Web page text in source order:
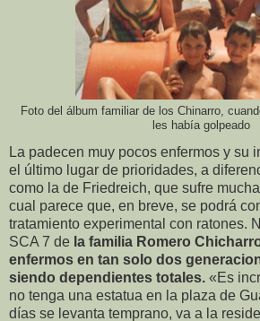
Foto del álbum familiar de los Chinarro,
les había golpeado
La padecen muy pocos enfermos y su
el último lugar de prioridades, a
como la de Friedreich, que sufre
cual parece que, en breve, se podrá
tratamiento experimental con ratones.
SCA 7 de la familia Romero
enfermos en tan solo dos
siendo dependientes totales. «Es
no tenga una estatua en la plaza de
días se levanta temprano, va a la